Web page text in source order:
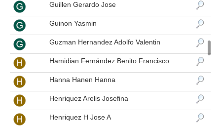
Guillen Gerardo Jose
Guinon Yasmin
Guzman Hernandez Adolfo Valentin
Hamidian Fernández Benito Francisco
Hanna Hanen Hanna
Henriquez Arelis Josefina
Henriquez H Jose A